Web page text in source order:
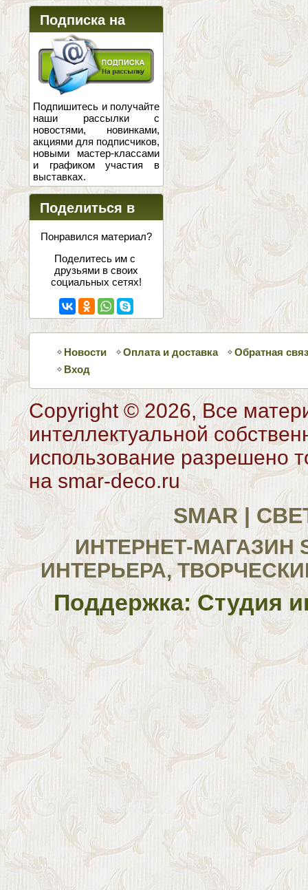
Подписка на
новости
Подпишитесь и получайте
наши рассылки с
новостями, новинками,
акциями для подписчиков,
новыми мастер-классами
и графиком участия в
выставках.
Поделиться в
соцсетях
Понравился материал?
Поделитесь им с
друзьями в своих
социальных сетях!
Новости Оплата и доставка
Обратная
Вход
Copyright © 2026, Все
интеллектуальной
использование разрешено
на smar-deco.ru
SMAR |
ИНТЕРНЕТ-МАГАЗИН
ИНТЕРЬЕРА,
Поддержка: Студия